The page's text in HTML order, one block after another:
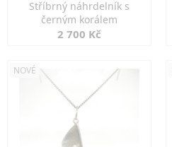
Stříbrný náhrdelník s
černým korálem
2 700 Kč
NOVÉ